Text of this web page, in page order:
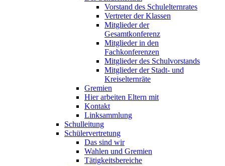
Vorstand des Schulelternrates
Vertreter der Klassen
Mitglieder der
Gesamtkonferenz
Mitglieder in den
Fachkonferenzen
Mitglieder des Schulvorstands
Mitglieder der Stadt- und
Kreiselternräte
Gremien
Hier arbeiten Eltern mit
Kontakt
Linksammlung
Schulleitung
Schülervertretung
Das sind wir
Wahlen und Gremien
Tätigkeitsbereiche